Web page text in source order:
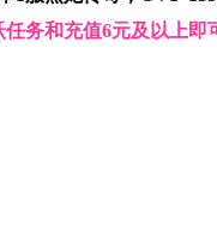
务和充值6元及以上